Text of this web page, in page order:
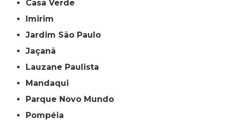
Casa Verde
Imirim
Jardim São Paulo
Jaçanã
Lauzane Paulista
Mandaqui
Parque Novo Mundo
Pompéia